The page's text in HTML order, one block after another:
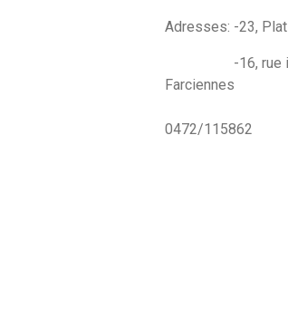
Adresses: -23,
-16, rue
Farciennes
0472/115862